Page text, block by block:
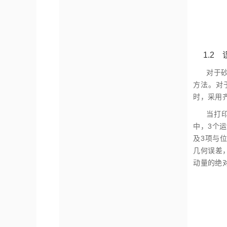
1.2
对于
方法。对
时，采用
当打
中，3个
及3项与
几何误差
动量的绝